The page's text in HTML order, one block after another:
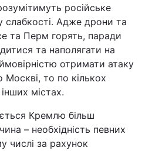
російське
слабкості. Адже дрони та
та Перм горять, паради
та наполягати на
отримати атаку
то по кількох
містах.
Кремлю більш
– необхідність певних
числі за рахунок